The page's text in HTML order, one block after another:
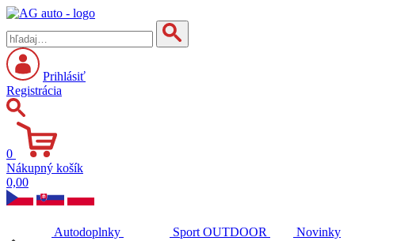
Prihlásiť
Registrácia
0
Nákupný košík
0,00
Autodoplnky Sport OUTDOOR
Novinky